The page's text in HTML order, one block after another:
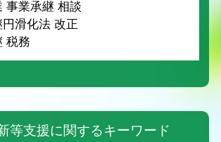
事業承継 相談
滑化法 改正
税務
等支援に関するキーワード